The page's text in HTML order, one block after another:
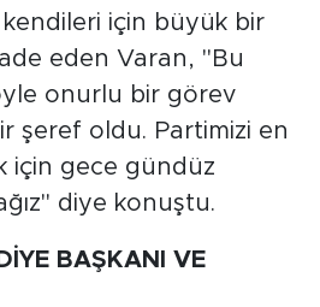
için büyük bir
eden Varan, "Bu
onurlu bir görev
şeref oldu. Partimizi en
için gece gündüz
diye konuştu.
BAŞKANI VE